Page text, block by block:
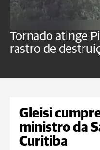
Tornado atinge
rastro de
Gleisi
ministro da
Curitiba